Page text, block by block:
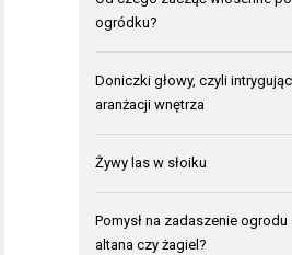
ogródku?
Doniczki głowy, czyli
aranżacji wnętrza
Żywy las w słoiku
Pomysł na zadaszenie
altana czy żagiel?